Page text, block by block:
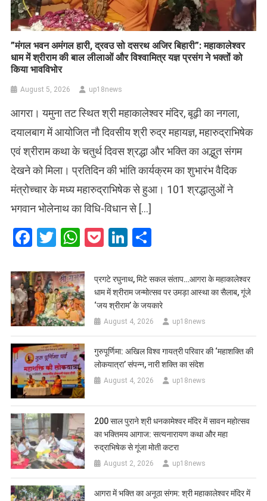
​”मंगल भवन अमंगल हारी, द्रवउ सो दसरथ अजिर बिहारी”: महाकालेश्वर
धाम में श्रीराम की बाल लीलाओं और विश्वामित्र यज्ञ प्रसंग ने भक्तों को
किया भावविभोर
August 5, 2026 up18news
आगरा। यमुना तट स्थित श्री महाकालेश्वर मंदिर, बूढ़ी का नगला,
दयालबाग में आयोजित नौ दिवसीय श्री रुद्र महायज्ञ, महारुद्राभिषेक
एवं श्रीराम कथा के चतुर्थ दिवस श्रद्धा और भक्ति का अद्भुत संगम
देखने को मिला। प्रतिदिन की भांति कार्यक्रम का शुभारंभ वैदिक
मंत्रोच्चार के मध्य महारुद्राभिषेक से हुआ। 101 श्रद्धालुओं ने
भगवान भोलेनाथ का विधि-विधान से […]
Facebook
Twitter
WhatsApp
PocketLinkedIn
प्रगटे रघुनाथ, मिटे सकल संताप…आगरा के महाकालेश्वर
धाम में श्रीराम जन्मोत्सव पर उमड़ा आस्था का सैलाब, गूंजे
‘जय श्रीराम’ के जयकारे
August 4, 2026 up18news
गुरुपूर्णिमा: अखिल विश्व गायत्री परिवार की ‘महाशक्ति की
लोकयात्रा’ संपन्न, नारी शक्ति का संदेश
August 4, 2026 up18news
200 साल पुराने श्री धनकामेश्वर मंदिर में सावन महोत्सव
का भक्तिमय आगाज: सत्यनारायण कथा और महा
रुद्राभिषेक से गूंजा मोती कटरा
August 2, 2026 up18news
आगरा में भक्ति का अनूठा संगम: श्री महाकालेश्वर मंदिर में